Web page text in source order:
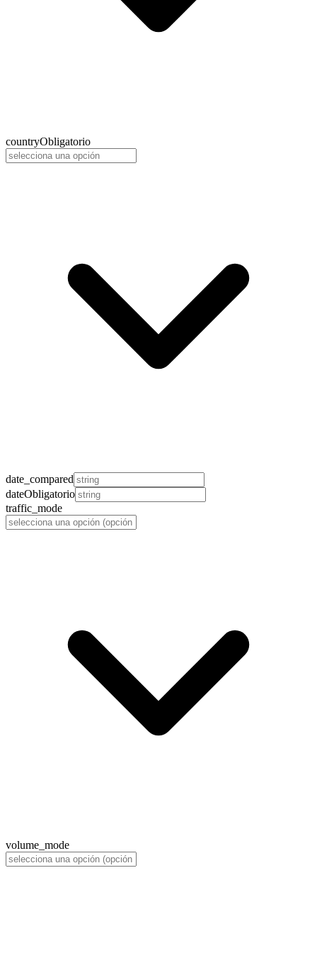
countryObligatorio
date_compared
dateObligatorio
traffic_mode
volume_mode